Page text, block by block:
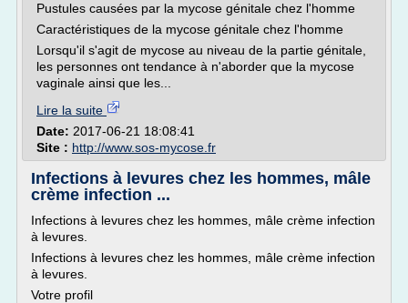
Pustules causées par la mycose génitale chez l'homme
Caractéristiques de la mycose génitale chez l'homme
Lorsqu'il s'agit de mycose au niveau de la partie génitale,
les personnes ont tendance à n'aborder que la mycose
vaginale ainsi que les...
Lire la suite
Date: 2017-06-21 18:08:41
Site : http://www.sos-mycose.fr
Infections à levures chez les hommes, mâle
crème infection ...
Infections à levures chez les hommes, mâle crème infection
à levures.
Infections à levures chez les hommes, mâle crème infection
à levures.
Votre profil